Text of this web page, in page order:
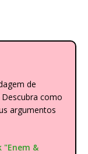
de
como
argumentos
"Enem &